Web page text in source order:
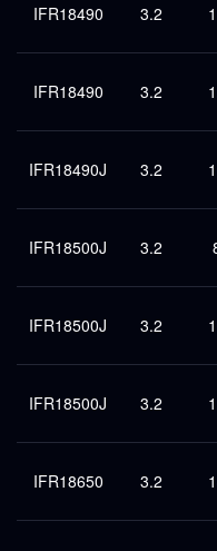
IFR18490 3.2
IFR18490 3.2
IFR18490J 3.2
IFR18500J 3.2
IFR18500J 3.2
IFR18500J 3.2
IFR18650 3.2